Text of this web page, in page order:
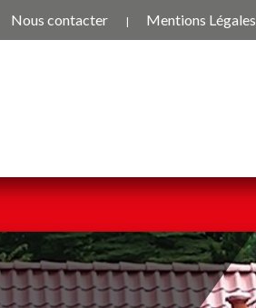
Nous contacter Mentions Légales